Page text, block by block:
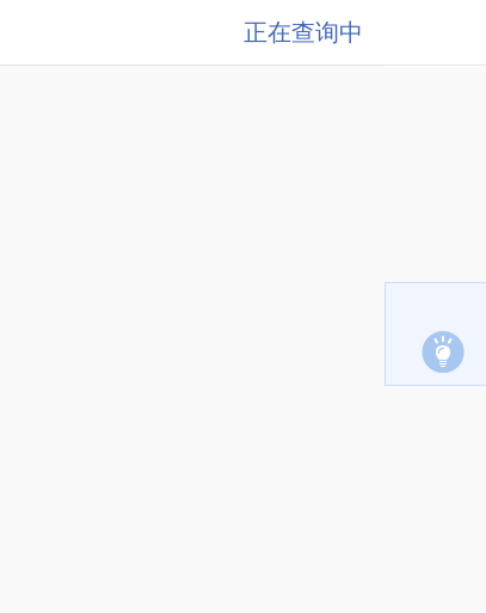
正在查询中